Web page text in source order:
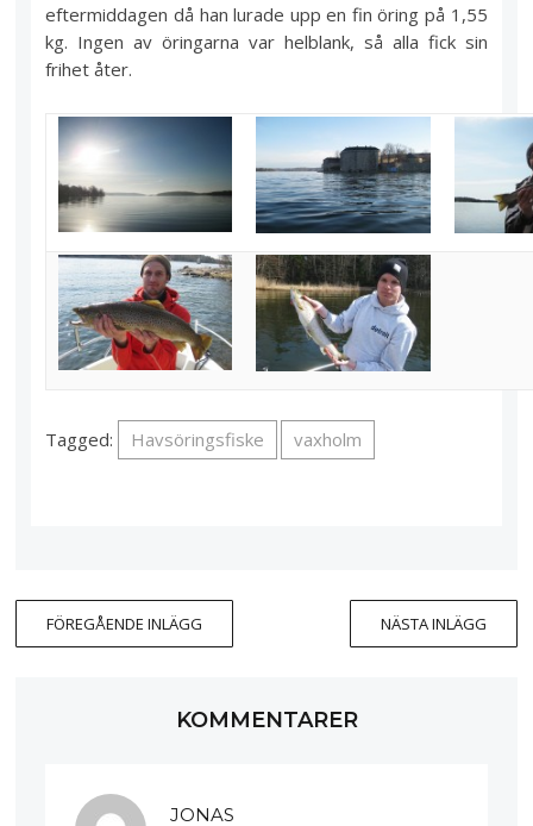
eftermiddagen då han lurade upp en fin öring på 1,55
kg. Ingen av öringarna var helblank, så alla fick sin
frihet åter.
Tagged: Havsöringsfiske vaxholm
FÖREGÅENDE INLÄGG NÄSTA INLÄGG
KOMMENTARER
JONAS